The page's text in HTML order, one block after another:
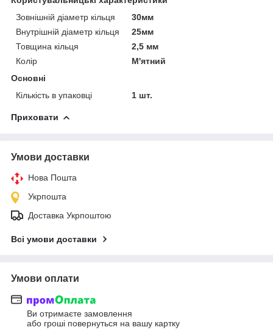
Зовнішній діаметр кільця
30мм
Внутрішній діаметр кільця
25мм
Товщина кільця
2,5 мм
Колір
М'ятний
Основні
Кількість в упаковці
1 шт.
Приховати
Умови доставки
Нова Пошта
Укрпошта
Доставка Укрпоштою
Всі умови доставки
Умови оплати
Ви отримаєте замовлення
або гроші повернуться на вашу картку